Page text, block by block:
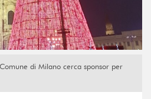
di Milano cerca sponsor per